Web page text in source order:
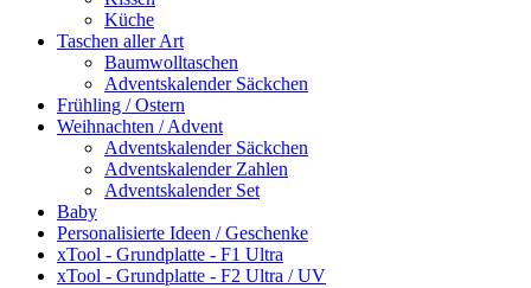
Küche
Taschen aller Art
Baumwolltaschen
Adventskalender Säckchen
Frühling / Ostern
Weihnachten / Advent
Adventskalender Säckchen
Adventskalender Zahlen
Adventskalender Set
Baby
Personalisierte Ideen / Geschenke
xTool - Grundplatte - F1 Ultra
xTool - Grundplatte - F2 Ultra / UV